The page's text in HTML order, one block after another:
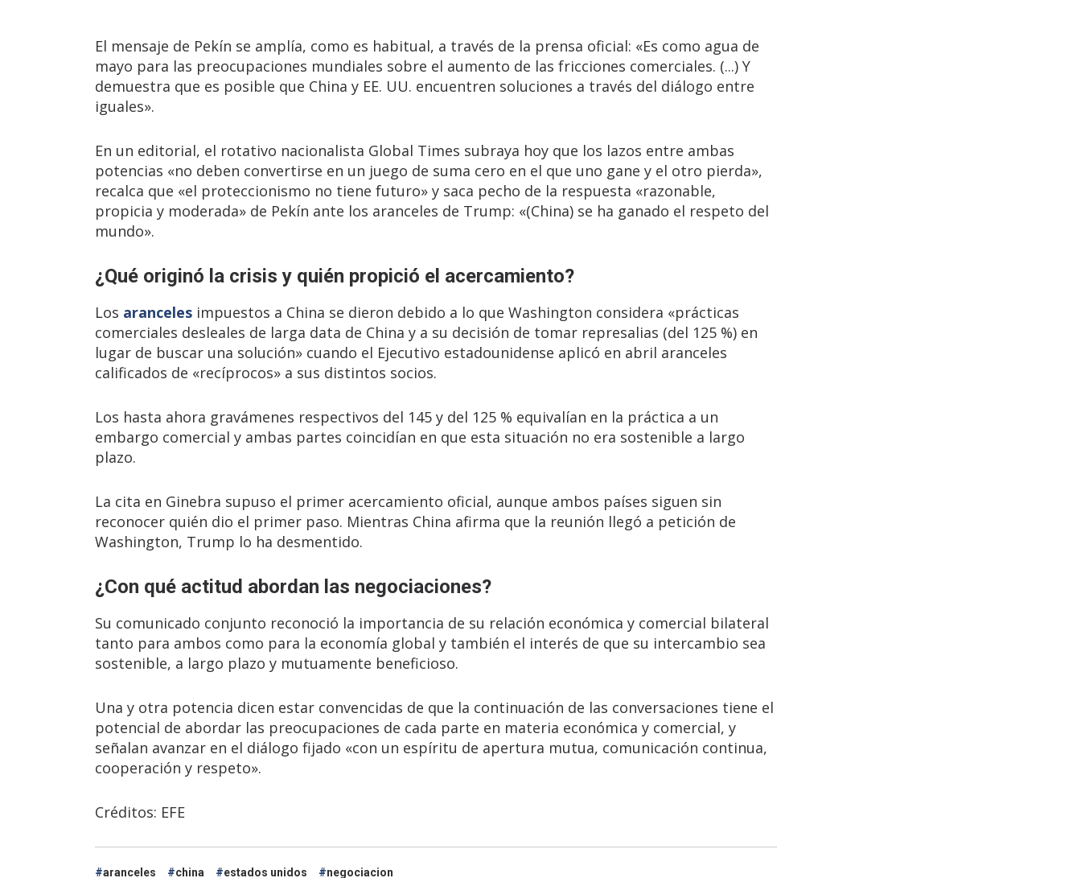
El mensaje de Pekín se amplía, como es habitual, a través de la prensa oficial: «Es como agua de
mayo para las preocupaciones mundiales sobre el aumento de las fricciones comerciales. (...) Y
demuestra que es posible que China y EE. UU. encuentren soluciones a través del diálogo entre
iguales».
En un editorial, el rotativo nacionalista Global Times subraya hoy que los lazos entre ambas
potencias «no deben convertirse en un juego de suma cero en el que uno gane y el otro pierda»,
recalca que «el proteccionismo no tiene futuro» y saca pecho de la respuesta «razonable,
propicia y moderada» de Pekín ante los aranceles de Trump: «(China) se ha ganado el respeto del
mundo».
¿Qué originó la crisis y quién propició el acercamiento?
Los aranceles impuestos a China se dieron debido a lo que Washington considera «prácticas
comerciales desleales de larga data de China y a su decisión de tomar represalias (del 125 %) en
lugar de buscar una solución» cuando el Ejecutivo estadounidense aplicó en abril aranceles
calificados de «recíprocos» a sus distintos socios.
Los hasta ahora gravámenes respectivos del 145 y del 125 % equivalían en la práctica a un
embargo comercial y ambas partes coincidían en que esta situación no era sostenible a largo
plazo.
La cita en Ginebra supuso el primer acercamiento oficial, aunque ambos países siguen sin
reconocer quién dio el primer paso. Mientras China afirma que la reunión llegó a petición de
Washington, Trump lo ha desmentido.
¿Con qué actitud abordan las negociaciones?
Su comunicado conjunto reconoció la importancia de su relación económica y comercial bilateral
tanto para ambos como para la economía global y también el interés de que su intercambio sea
sostenible, a largo plazo y mutuamente beneficioso.
Una y otra potencia dicen estar convencidas de que la continuación de las conversaciones tiene el
potencial de abordar las preocupaciones de cada parte en materia económica y comercial, y
señalan avanzar en el diálogo fijado «con un espíritu de apertura mutua, comunicación continua,
cooperación y respeto».
Créditos: EFE
aranceles china estados unidos negociacion